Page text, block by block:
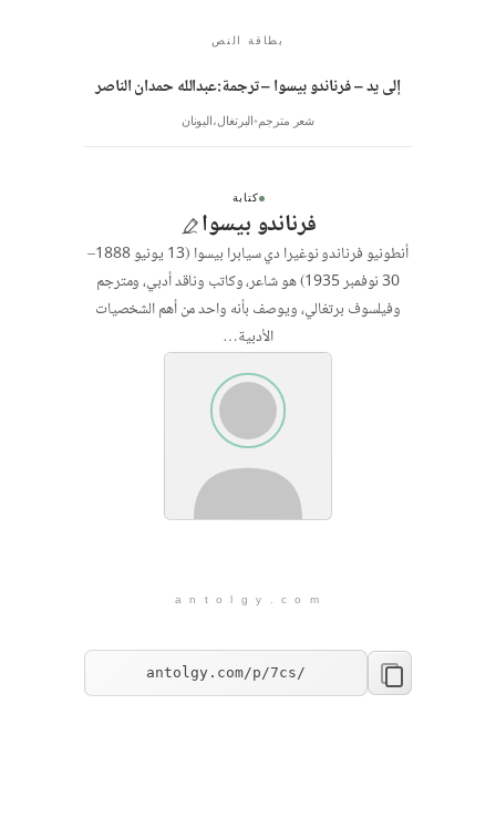
بطاقة النص
إلى يد – فرناندو بيسوا – ترجمة:عبدالله حمدان الناصر
شعر مترجم البرتغال، اليونان
كتابة
فرناندو بيسوا
أنطونيو فرناندو نوغيرا دي سيابرا بيسوا (13 يونيو 1888–
30 نوفمبر 1935) هو شاعر، وكاتب وناقد أدبي، ومترجم
وفيلسوف برتغالي، ويوصف بأنه واحد من أهم الشخصيات
الأدبية…
a n t o l g y . c o m